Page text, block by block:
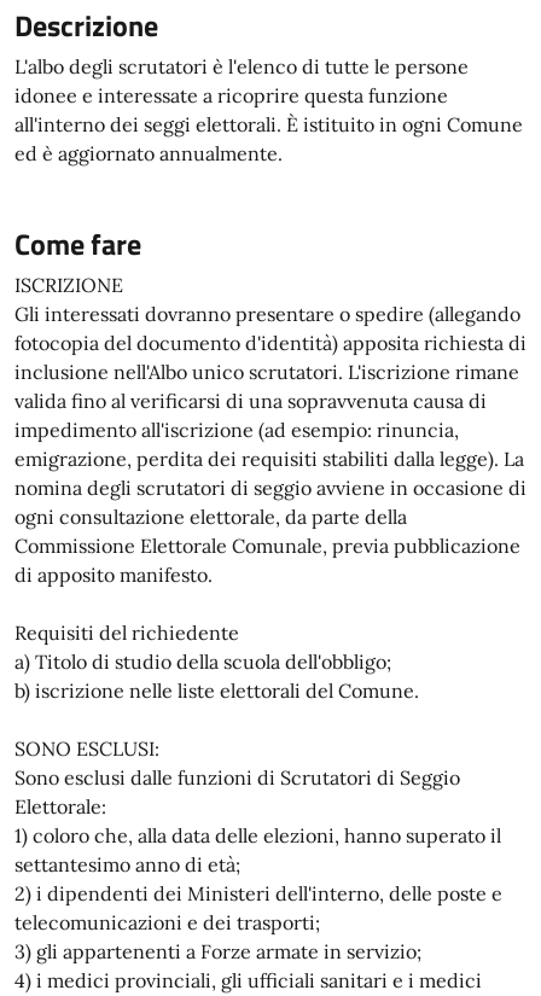
Descrizione
L'albo degli scrutatori è l'elenco di tutte le persone
idonee e interessate a ricoprire questa funzione
all'interno dei seggi elettorali. È istituito in ogni Comune
ed è aggiornato annualmente.
Come fare
ISCRIZIONE
Gli interessati dovranno presentare o spedire (allegando
fotocopia del documento d'identità) apposita richiesta di
inclusione nell'Albo unico scrutatori. L'iscrizione rimane
valida fino al verificarsi di una sopravvenuta causa di
impedimento all'iscrizione (ad esempio: rinuncia,
emigrazione, perdita dei requisiti stabiliti dalla legge). La
nomina degli scrutatori di seggio avviene in occasione di
ogni consultazione elettorale, da parte della
Commissione Elettorale Comunale, previa pubblicazione
di apposito manifesto.
Requisiti del richiedente
a) Titolo di studio della scuola dell'obbligo;
b) iscrizione nelle liste elettorali del Comune.
SONO ESCLUSI:
Sono esclusi dalle funzioni di Scrutatori di Seggio
Elettorale:
1) coloro che, alla data delle elezioni, hanno superato il
settantesimo anno di età;
2) i dipendenti dei Ministeri dell'interno, delle poste e
telecomunicazioni e dei trasporti;
3) gli appartenenti a Forze armate in servizio;
4) i medici provinciali, gli ufficiali sanitari e i medici